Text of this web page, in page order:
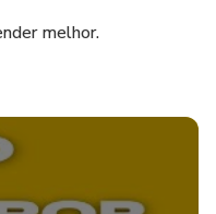
melhor.